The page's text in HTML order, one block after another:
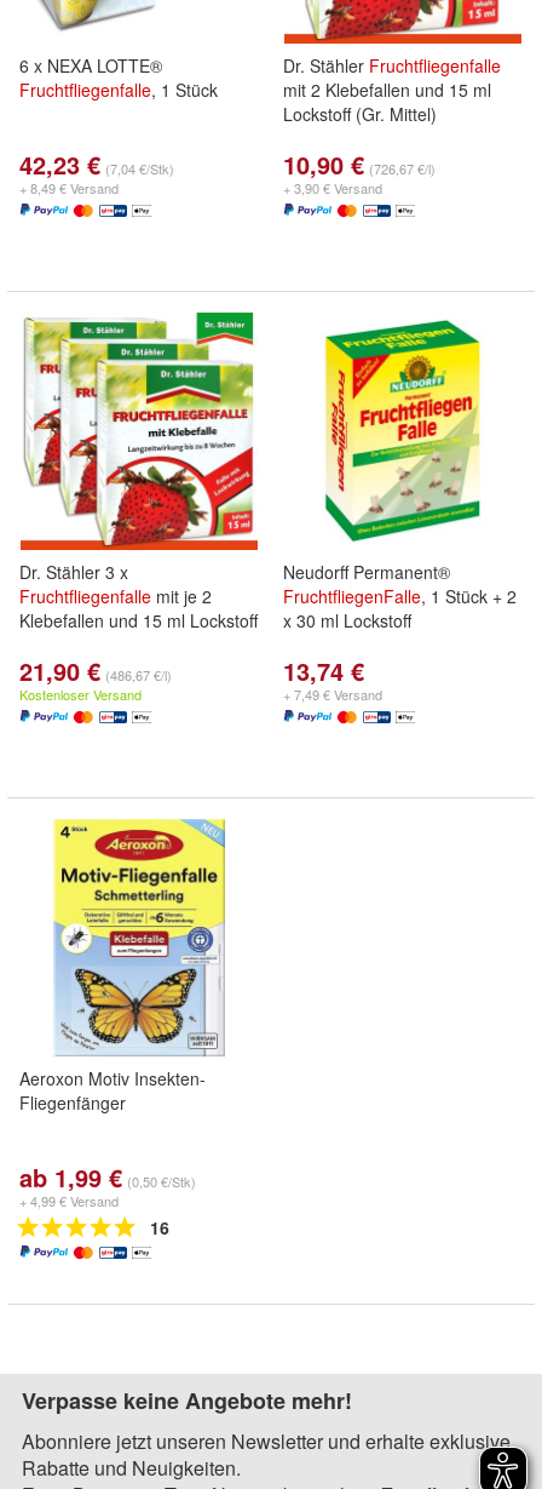
6 x NEXA LOTTE®
Fruchtfliegenfalle, 1 Stück
42,23 € (7,04 €/Stk)
+ 8,49 € Versand
Dr. Stähler Fruchtfliegenfalle
mit 2 Klebefallen und 15 ml
Lockstoff (Gr. Mittel)
10,90 € (726,67 €/l)
+ 3,90 € Versand
Dr. Stähler 3 x
Fruchtfliegenfalle mit je 2
Klebefallen und 15 ml Lockstoff
21,90 € (486,67 €/l)
Kostenloser Versand
Neudorff Permanent®
FruchtfliegenFalle, 1 Stück + 2
x 30 ml Lockstoff
13,74 €
+ 7,49 € Versand
Aeroxon Motiv Insekten-
Fliegenfänger
ab 1,99 € (0,50 €/Stk)
+ 4,99 € Versand
16
Verpasse keine Angebote mehr!
Abonniere jetzt unseren Newsletter und erhalte exklusive
Rabatte und Neuigkeiten.